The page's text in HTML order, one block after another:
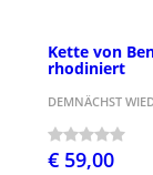
Kette von
rhodiniert
DEMNÄCHST
€ 59,00